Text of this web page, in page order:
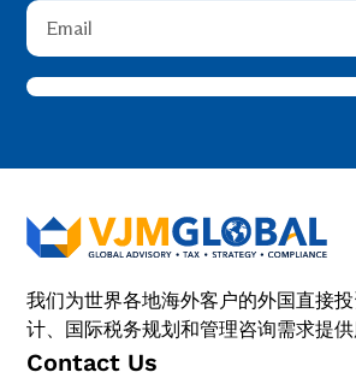
我们为世界各地海外客户的外国直接
计、国际税务规划和管理咨询需求提供
Contact Us